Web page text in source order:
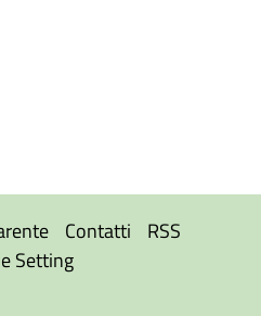
Contatti
RSS
Setting